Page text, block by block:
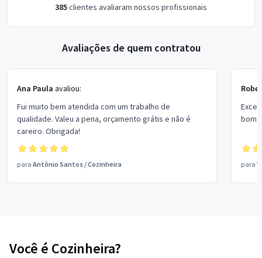
385clientes avaliaram nossos profissionais
Avaliações de quem contratou
Ana Paula avaliou:
Fui muito bem atendida com um trabalho de
qualidade. Valeu a pena, orçamento grátis e não é
careiro. Obrigada!
para Antônio Santos /Cozinheira
bom
para
Você é Cozinheira?